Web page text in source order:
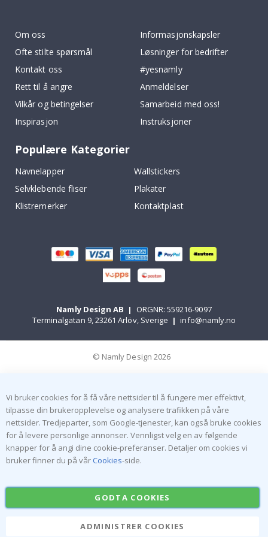
Om oss
Ofte stilte spørsmål
Kontakt oss
Rett til å angre
Vilkår og betingelser
Inspirasjon
Informasjonskapsler
Løsninger for bedrifter
#yesnamly
Anmeldelser
Samarbeid med oss!
Instruksjoner
Populære Kategorier
Navnelapper
Wallstickers
Selvklebende fliser
Plakater
Klistremerker
Kontaktplast
Namly Design AB |
ORGNR: 559216-9097
Terminalgatan 9, 23261 Arlöv, Sverige | info@namly.no
© Namly Design 2026
Vi bruker cookies for å få våre nettsider til å fungere mer effektivt,
tilpasse din brukeropplevelse og analysere trafikken på våre
nettsider. Tredjeparter, som Google-tjenester, kan også bruke cookies
for å levere personlige annonser. Vennligst velg en av følgende
knapper for å angi dine cookie-preferanser. Detaljer om cookies vi
bruker finner du på vår Cookies-side.
GODTA COOKIES
ADMINISTRER COOKIES